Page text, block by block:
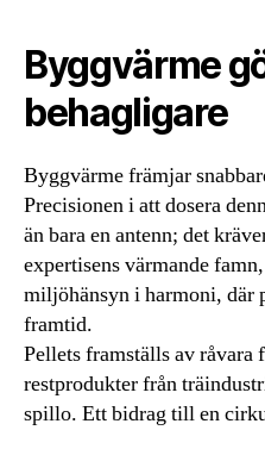
Byggvärme
behagligare
Byggvärme främjar
Precisionen i att dosera
än bara en antenn; det
expertisens värmande
miljöhänsyn i harmoni,
framtid.
Pellets framställs av råvara
restprodukter från
spillo. Ett bidrag till en